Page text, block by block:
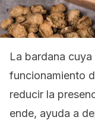
La bardana
funcionamiento
reducir la
ende, ayuda a